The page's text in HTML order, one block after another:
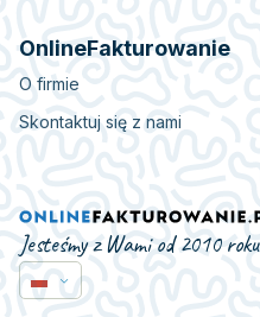
OnlineFakturowanie
O firmie
Skontaktuj się z nami
Jesteśmy z Wami od 2010 roku